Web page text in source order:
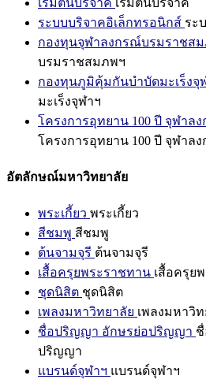
ระบบบริจาคอิเล็กทรอนิกส์ ระ
กองทุนจุฬาลงกรณ์บรมราชส
บรมราชสมภพฯ
กองทุนภูมิคุ้มกันบำบัดมะเร็งจุ
มะเร็งจุฬาฯ
โครงการอุทยาน 100 ปี จุฬาล
โครงการอุทยาน 100 ปี จุฬาล
อัตลักษณ์มหาวิทยาลัย
พระเกี้ยว พระเกี้ยว
สีชมพู สีชมพู
ต้นจามจุรี ต้นจามจุรี
เสื้อครุยพระราชทาน เสื้อครุย
ชุดนิสิต ชุดนิสิต
เพลงมหาวิทยาลัย เพลงมหาวิ
ชื่อปริญญา อักษรย่อปริญญา
ปริญญา
แบรนด์จุฬาฯ แบรนด์จุฬาฯ